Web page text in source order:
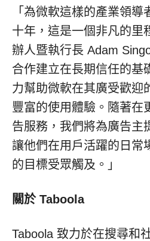
「為微軟這樣的產業領
十年，這是一個非凡的里
辦人暨執行長 Adam
合作建立在長期信任的基
力幫助微軟在其廣受歡迎
豐富的使用體驗。隨著在
告服務，我們將為廣告主
讓他們在用戶活躍的日常
的目標受眾觸及。」
關於 Taboola
Taboola 致力於在搜尋和